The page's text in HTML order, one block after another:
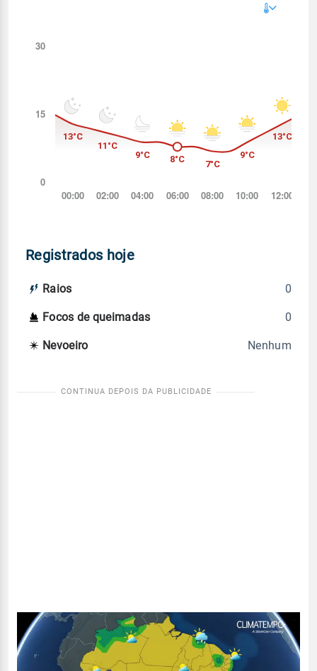
Registrados hoje
Raios 0
Focos de queimadas 0
Nevoeiro Nenhum